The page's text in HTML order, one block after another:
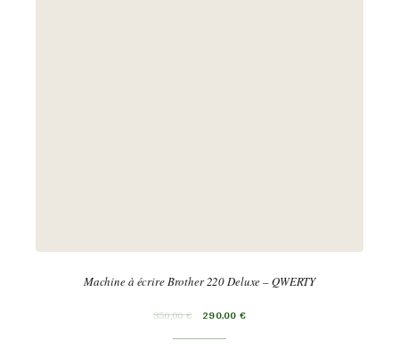
Machine à écrire Brother 220 Deluxe – QWERTY
350,00€ 290,00€